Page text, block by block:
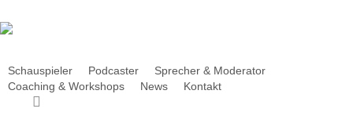
to
content
Schauspieler Podcaster
Sprecher & Moderator
Coaching & Workshops
News Kontakt